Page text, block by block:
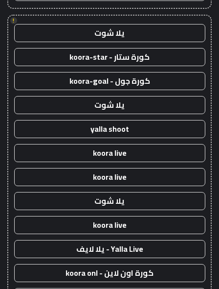
!
يلا شوت
كورة ستار - koora-star
كورة جول - koora-goal
يلا شوت
yalla shoot
koora live
koora live
يلا شوت
koora live
Yalla Live - يلا لايف
كورة اون لاين - koora onl